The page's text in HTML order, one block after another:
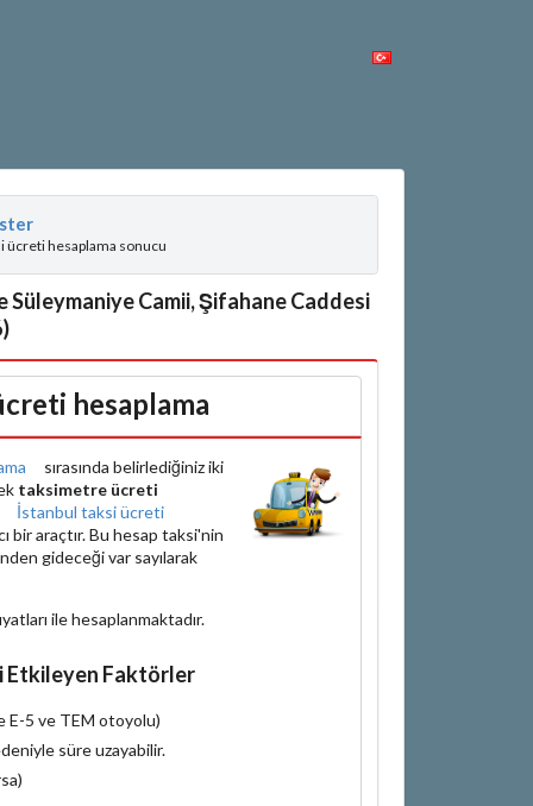
ücreti hesaplama sonucu
Süleymaniye Camii, Şifahane Caddesi
hesaplama
sırasında belirlediğiniz iki
taksimetre ücreti
İstanbul taksi ücreti
bir araçtır. Bu hesap taksi'nin
gideceği var sayılarak
ile hesaplanmaktadır.
Etkileyen Faktörler
E-5 ve TEM otoyolu)
süre uzayabilir.